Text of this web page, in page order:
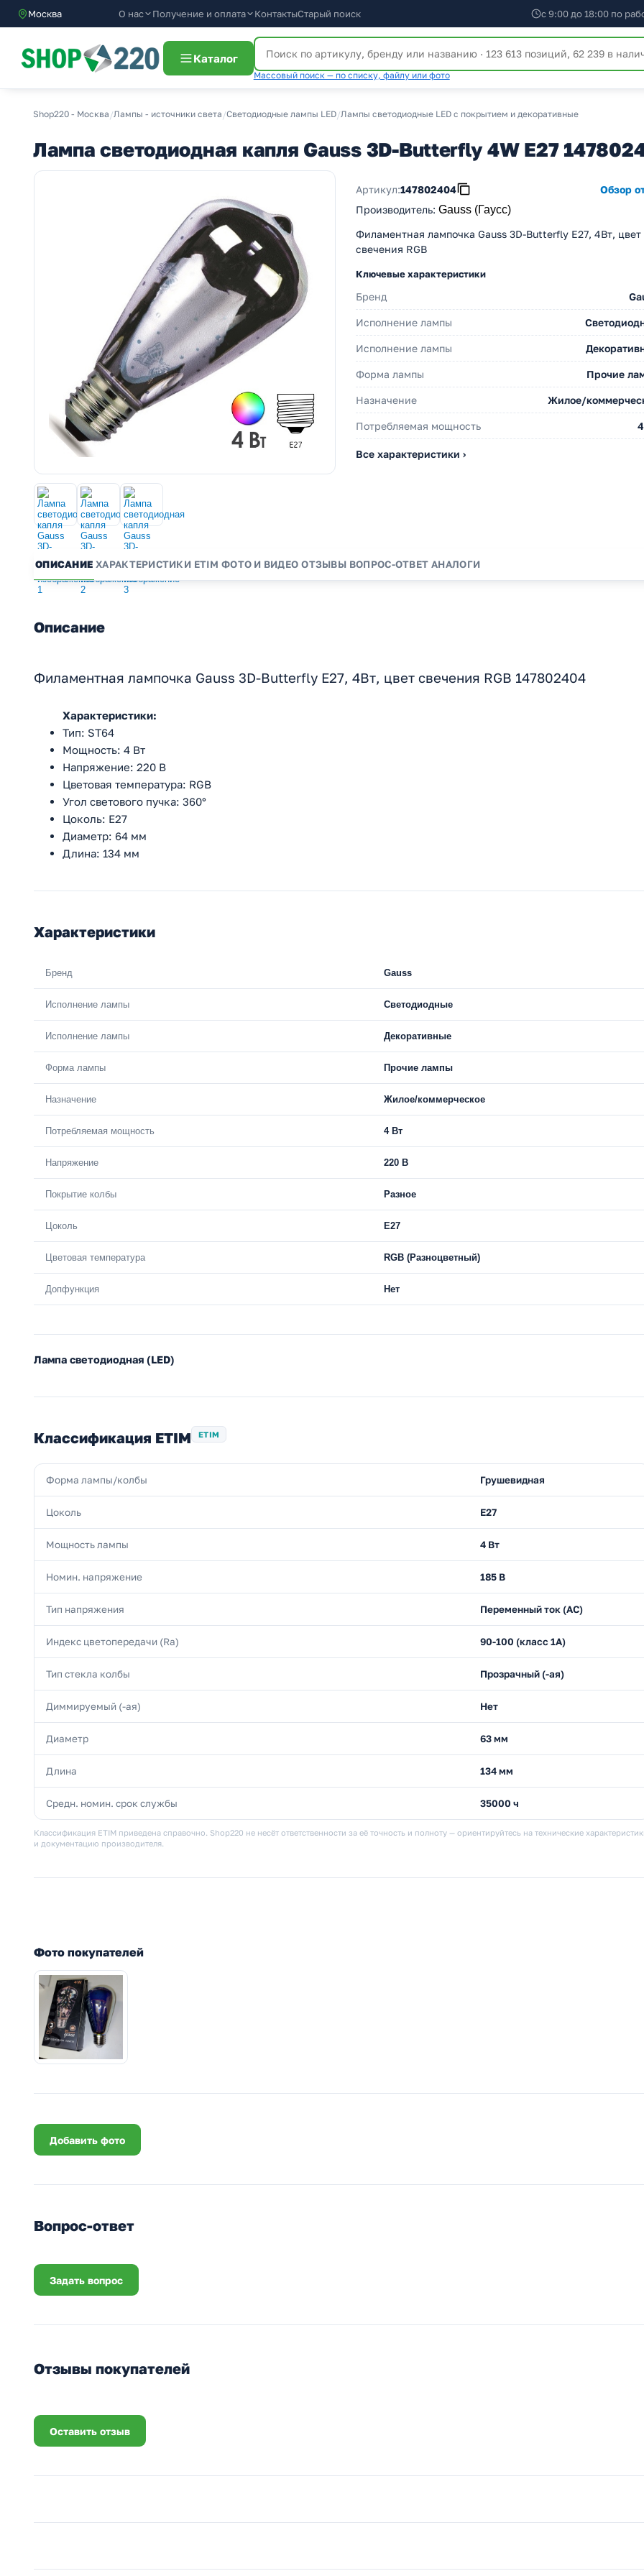
Москва О нас Получение и оплата КонтактыСтарый поиск с 9:00 до 18:00 по
Каталог
Массовый поиск — по списку, файлу или фото
Shop220 - Москва /Лампы - источники света /Светодиодные лампы LED/Лампы светодиодные LED с покрытием и декоративные
Лампа светодиодная капля Gauss 3D-Butterfly 4W E27
Артикул:147802404
Обзор
Производитель: Gauss (Гаусс)
Филаментная лампочка Gauss 3D-Butterfly E27, 4Вт, цвет
свечения RGB
Ключевые характеристики
Бренд
Исполнение лампы
Исполнение лампы
Форма лампы Прочие
Назначение Жилое/
Потребляемая мощность
Все характеристики ›
ОПИСАНИЕ ХАРАКТЕРИСТИКИ ETIM ФОТО И ВИДЕО ОТЗЫВЫ ВОПРОС-ОТВЕТ АНАЛОГИ
Описание
Филаментная лампочка Gauss 3D-Butterfly E27, 4Вт, цвет свечения RGB 147802404
Характеристики:
Тип: ST64
Мощность: 4 Вт
Напряжение: 220 В
Цветовая температура: RGB
Угол светового пучка: 360°
Цоколь: E27
Диаметр: 64 мм
Длина: 134 мм
Характеристики
Бренд Gauss
Исполнение лампы Светодиодные
Исполнение лампы Декоративные
Форма лампы Прочие лампы
Назначение Жилое/коммерческое
Потребляемая мощность 4 Вт
Напряжение 220 В
Покрытие колбы Разное
Цоколь E27
Цветовая температура RGB (Разноцветный)
Допфункция Нет
Лампа светодиодная (LED)
Классификация ETIM ETIM
Форма лампы/колбы Грушевидная
Цоколь E27
Мощность лампы 4 Вт
Номин. напряжение 185 В
Тип напряжения Переменный ток (AC)
Индекс цветопередачи (Ra) 90-100 (класс 1А)
Тип стекла колбы Прозрачный (-ая)
Диммируемый (-ая) Нет
Диаметр 63 мм
Длина 134 мм
Средн. номин. срок службы 35000 ч
Классификация ETIM приведена справочно. Shop220 не несёт ответственности за её точность и полноту — ориентируйтесь на технические
и документацию производителя.
Фото покупателей
Добавить фото
Вопрос-ответ
Задать вопрос
Отзывы покупателей
Оставить отзыв